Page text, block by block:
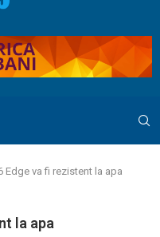
Edge va fi rezistent la apa
la apa